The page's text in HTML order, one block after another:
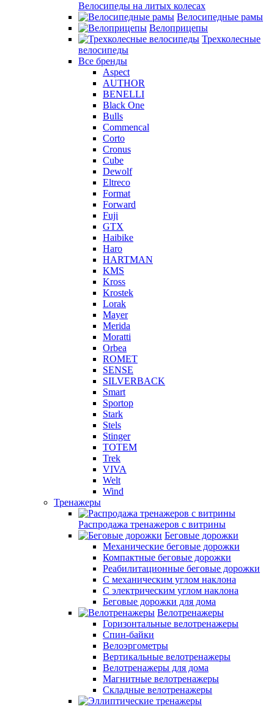
Велосипеды на литых колесах
Велосипедные рамы
Велоприцепы
Трехколесные
велосипеды
Все бренды
Aspect
AUTHOR
BENELLI
Black One
Bulls
Commencal
Corto
Cronus
Cube
Dewolf
Eltreco
Format
Forward
Fuji
GTX
Haibike
Haro
HARTMAN
KMS
Kross
Krostek
Lorak
Mayer
Merida
Moratti
Orbea
ROMET
SENSE
SILVERBACK
Smart
Sportop
Stark
Stels
Stinger
TOTEM
Trek
VIVA
Welt
Wind
Тренажеры
Распродажа тренажеров с витрины
Беговые дорожки
Механические беговые дорожки
Компактные беговые дорожки
Реабилитационные беговые дорожки
С механическим углом наклона
С электрическим углом наклона
Беговые дорожки для дома
Велотренажеры
Горизонтальные велотренажеры
Спин-байки
Велоэргометры
Вертикальные велотренажеры
Велотренажеры для дома
Магнитные велотренажеры
Складные велотренажеры